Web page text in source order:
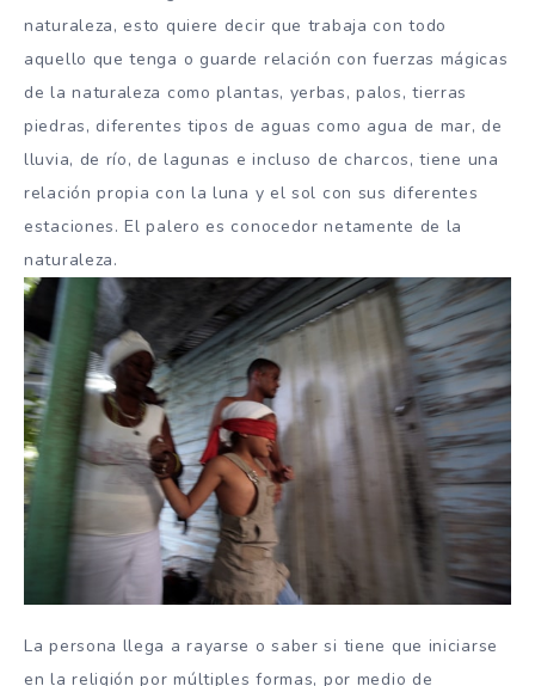
naturaleza, esto quiere decir que trabaja con todo
aquello que tenga o guarde relación con fuerzas mágicas
de la naturaleza como plantas, yerbas, palos, tierras
piedras, diferentes tipos de aguas como agua de mar, de
lluvia, de río, de lagunas e incluso de charcos, tiene una
relación propia con la luna y el sol con sus diferentes
estaciones. El palero es conocedor netamente de la
naturaleza.
La persona llega a rayarse o saber si tiene que iniciarse
en la religión por múltiples formas, por medio de